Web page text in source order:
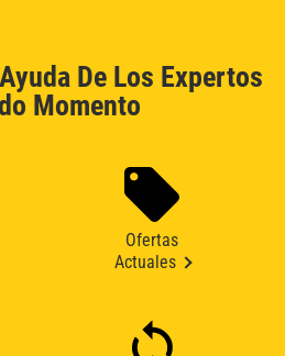
De Los Expertos
Momento
Ofertas
Actuales